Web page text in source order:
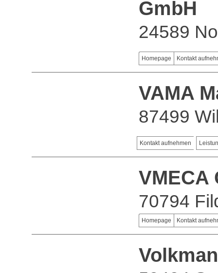
GmbH
24589
Homepage Kontakt
VAMA
87499
Kontakt aufnehmen
VMECA
70794
Homepage Kontakt